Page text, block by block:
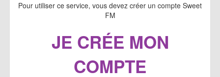
Pour utiliser ce service, vous devez créer un compte Sweet
FM
JE CRÉE MON
COMPTE